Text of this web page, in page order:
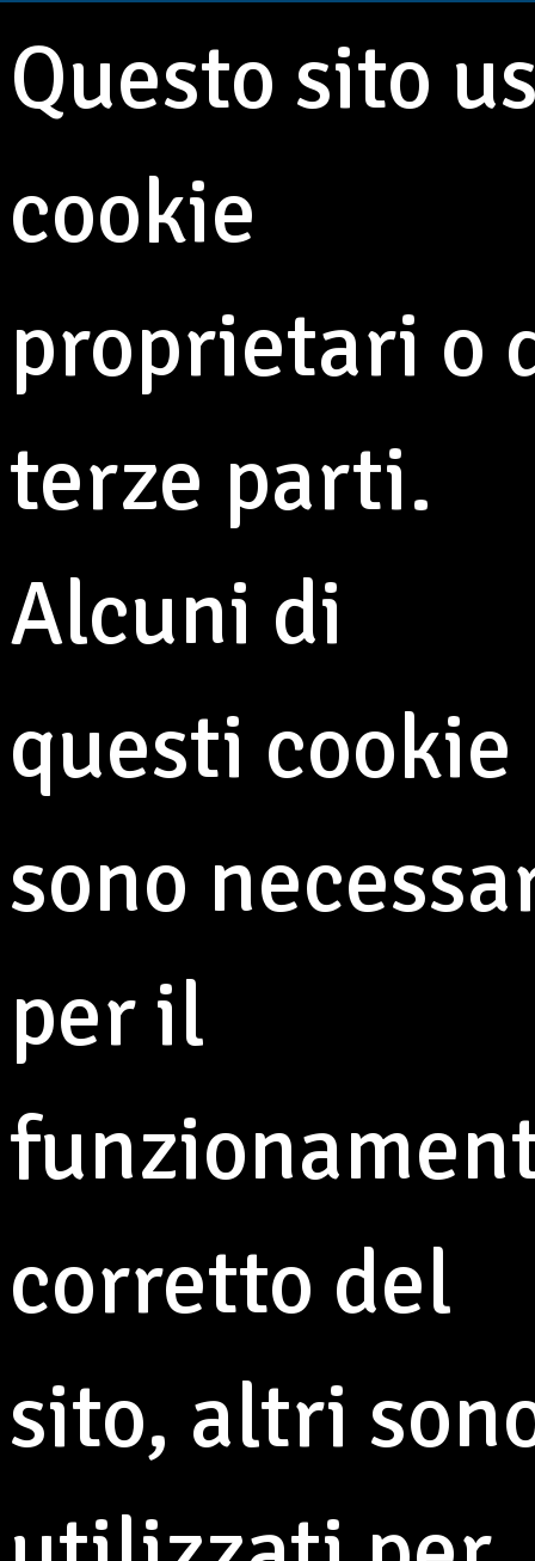
42° Festa di Primavera
al Villaggio Giardino
Nuovo appuntamento con la Festa di Primavera al
Villaggio Giardino.
16 giugno con tante deliziose specialità da gustare
insieme.
Con la vostra partecipazione, contribuirete
Questo sito
cookie
proprietari o
terze parti.
Alcuni di
questi cookie
sono
per il
corretto del
sito, altri